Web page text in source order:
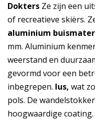
Dokters Ze zijn een
of recreatieve skiërs.
aluminium
mm. Aluminium
weerstand en
gevormd voor een
inbegrepen. lus, wat
pols. De
hoogwaardige coating.